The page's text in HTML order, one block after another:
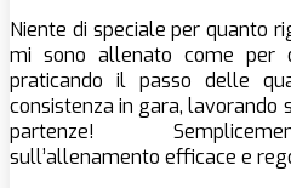
Niente di speciale per quanto
mi sono allenato come per
praticando il passo delle
consistenza in gara, lavorando
partenze!
sull’allenamento efficace e